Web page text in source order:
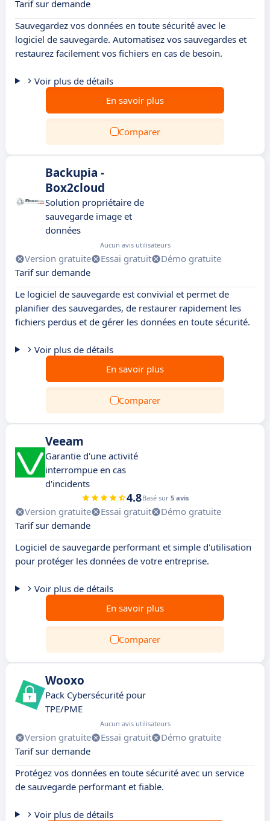
Tarif sur demande
Sauvegardez vos données en toute sécurité avec le
logiciel de sauvegarde. Automatisez vos sauvegardes et
restaurez facilement vos fichiers en cas de besoin.
Voir plus de détails
En savoir plus
Comparer
Backupia -
Box2cloud
Solution propriétaire de
sauvegarde image et
données
Aucun avis utilisateurs
Version gratuite Essai gratuit
Démo gratuite
Tarif sur demande
Le logiciel de sauvegarde est convivial et permet de
planifier des sauvegardes, de restaurer rapidement les
fichiers perdus et de gérer les données en toute sécurité.
Voir plus de détails
En savoir plus
Comparer
Veeam
Garantie d'une activité
interrompue en cas
d'incidents
4.8Basé sur 5 avis
Version gratuite Essai gratuit
Démo gratuite
Tarif sur demande
Logiciel de sauvegarde performant et simple d'utilisation
pour protéger les données de votre entreprise.
Voir plus de détails
En savoir plus
Comparer
Wooxo
Pack Cybersécurité pour
TPE/PME
Aucun avis utilisateurs
Version gratuite Essai gratuit
Démo gratuite
Tarif sur demande
Protégez vos données en toute sécurité avec un service
de sauvegarde performant et fiable.
Voir plus de détails